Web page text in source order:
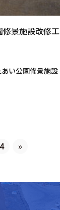
景施設改修工
い公園修景施設
4 »